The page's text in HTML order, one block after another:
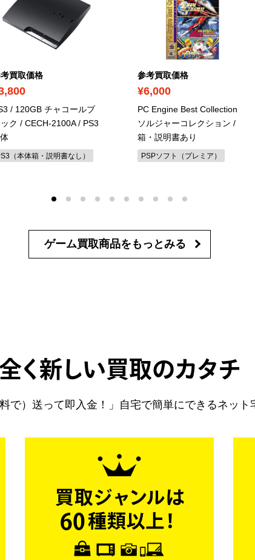
買取価格
/ 120GB チャコールブ
ク / CECH-2100A / PS3
（本体箱・説明書なし）
参考買取価格
¥6,000
PC Engine Best Collection
ソルジャーコレクション /
箱・説明書あり
PSPソフト（プレミア）
ゲーム買取商品を もっとみる
全く新しい買取のカタチ
で）送って即入金！」自宅で簡単にできるネッ